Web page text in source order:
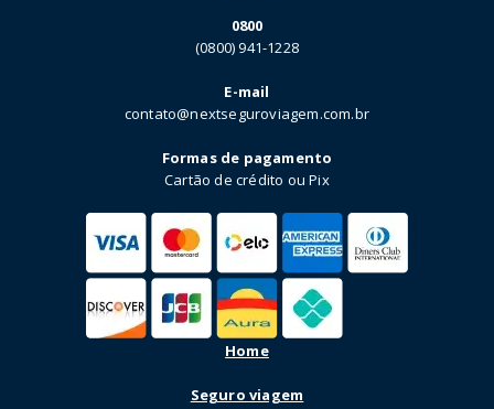
0800
(0800) 941-1228
E-mail
contato@nextseguroviagem.com.br
Formas de pagamento
Cartão de crédito ou Pix
Home
Seguro viagem